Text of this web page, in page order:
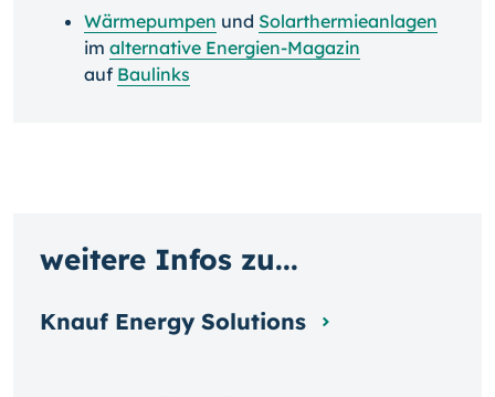
Wärmepumpen und Solarthermieanlagen
im alternative Energien-Magazin
auf Baulinks
weitere Infos zu...
Knauf Energy Solutions